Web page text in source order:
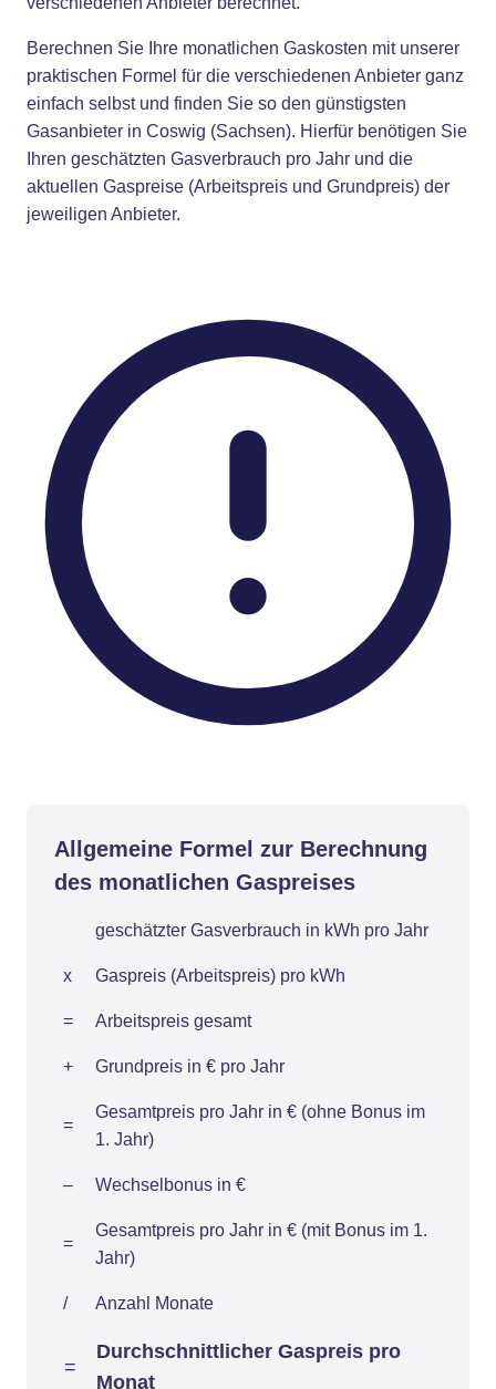
Berechnen Sie Ihre monatlichen Gaskosten mit unserer
praktischen Formel für die verschiedenen Anbieter ganz
einfach selbst und finden Sie so den günstigsten
Gasanbieter in Coswig (Sachsen). Hierfür benötigen Sie
Ihren geschätzten Gasverbrauch pro Jahr und die
aktuellen Gaspreise (Arbeitspreis und Grundpreis) der
jeweiligen Anbieter.
Allgemeine Formel zur Berechnung
des monatlichen Gaspreises
geschätzter Gasverbrauch in kWh pro Jahr
x Gaspreis (Arbeitspreis) pro kWh
= Arbeitspreis gesamt
+ Grundpreis in € pro Jahr
=
Gesamtpreis pro Jahr in € (ohne Bonus im
1. Jahr)
– Wechselbonus in €
=
Gesamtpreis pro Jahr in € (mit Bonus im 1.
Jahr)
/ Anzahl Monate
=
Durchschnittlicher Gaspreis pro
Monat